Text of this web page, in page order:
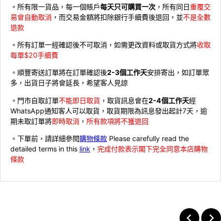
。所有限一貨品，每一個賬戶每天只可購買一次 ，所有同日重覆交
易會自動取消 ，而交易金額將扣除銀行手續費後退回，並不是全數
退款
。所有訂單一經確認後不可取消，如需更改資料或取貨方式將收取
每單$20手續費
。順豐寄送訂單將在訂單確認後2-3個工作天安排寄出，如訂單眾
多，出貨日子將會延長，希望客人見諒
。門市自取訂單不能即日取貨 ，取貨訊息會在2-4個工作天經
WhatsApp通知客人可以取貨，取貨期限為訊息發出起計7天，逾
期未取訂單將即時取消 ， 所有款項將不獲退回
。下單前，請詳細參閱購物條款 Please carefully read the
detailed terms in this link ， 完成付款表示閣下完全同意本店購物
條款